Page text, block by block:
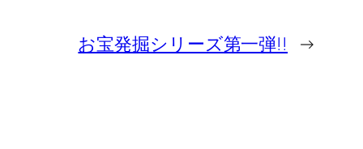
お宝発掘シリーズ第一弾!! →